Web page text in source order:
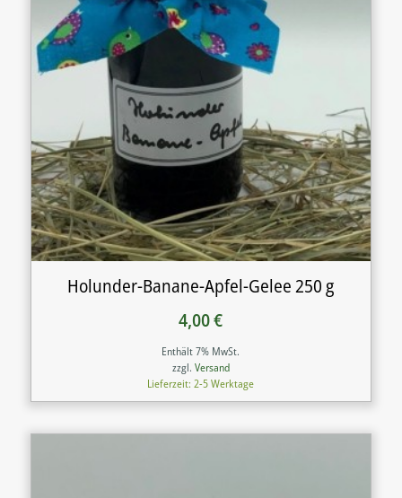
Holunder-Banane-Apfel-Gelee 250 g
4,00€
Enthält 7% MwSt.
zzgl. Versand
Lieferzeit: 2-5 Werktage